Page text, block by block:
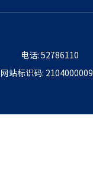
电话: 52786110
网站标识码: 2104000009